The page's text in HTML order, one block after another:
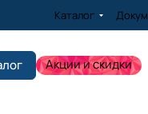
Каталог
Акции и скидки